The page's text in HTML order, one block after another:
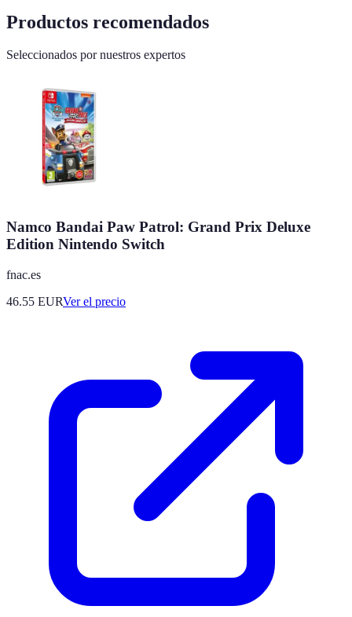
Productos recomendados
Seleccionados por nuestros expertos
Namco Bandai Paw Patrol: Grand Prix Deluxe
Edition Nintendo Switch
fnac.es
46.55 EURVer el precio